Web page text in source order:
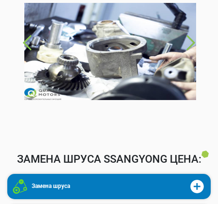
ЗАМЕНА ШРУСА SSANGYONG ЦЕНА:
Замена шруса